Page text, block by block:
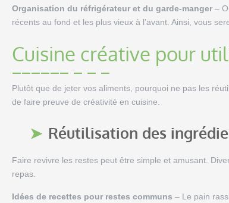
Organisation du réfrigérateur et du garde-manger –
récents au fond et les plus vieux à l’avant. Ainsi, vous
Cuisine créative pour
Plutôt que de jeter vos aliments, pourquoi ne pas les
de faire preuve de créativité en cuisine.
Réutilisation des
Faire revivre les restes peut être simple et amusant.
repas.
Idées de recettes pour restes communs – Le pain